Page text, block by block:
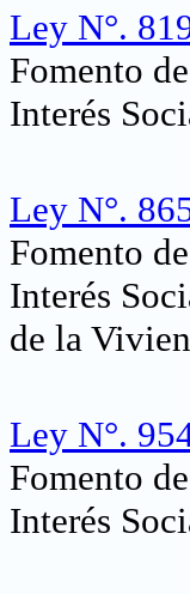
Ley N°.
Fomento
Interés
Ley N°.
Fomento
Interés
de la
Ley N°.
Fomento
Interés